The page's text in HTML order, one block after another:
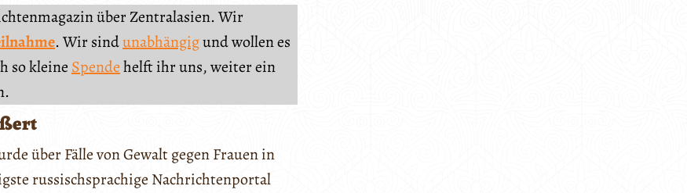
über Zentralasien. Wir
. Wir sindunabhängigund wollen es
so kleine Spendehelft ihr uns, weiter ein
über Fälle von Gewalt gegen Frauen in
russischsprachige Nachrichtenportal